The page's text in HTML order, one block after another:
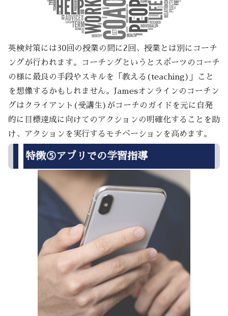
英検対策には30回の授業の間に2回、授業とは別にコーチ
ングが行われます。コーチングというとスポーツのコーチ
の様に最良の手段やスキルを「教える(teaching)」こと
を想像するかもしれません。Jamesオンラインのコーチン
グはクライアント(受講生)がコーチのガイドを元に自発
的に目標達成に向けてのアクションの明確化することを助
け、アクションを実行するモチベーションを高めます。
特徴⑤アプリでの学習指導